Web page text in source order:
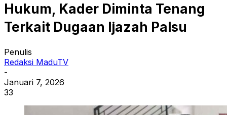
Hukum, Kader Diminta Tenang
Terkait Dugaan Ijazah Palsu
Penulis
Redaksi MaduTV
-
Januari 7, 2026
33